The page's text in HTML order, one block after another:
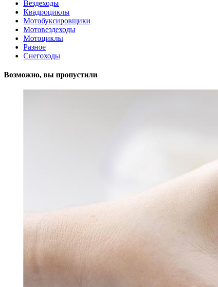
Вездеходы
Квадроциклы
Мотобуксировщики
Мотовездеходы
Мотоциклы
Разное
Снегоходы
Возможно, вы пропустили